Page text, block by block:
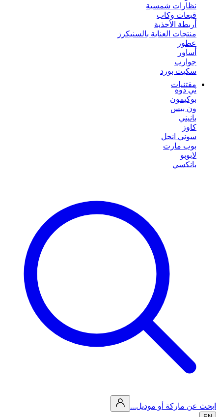
نظارات شمسية
قبعات وكاب
أربطة الأحذية
منتجات العناية بالسنيكرز
عطور
أساور
جوارب
سكيت بورد
مقتنيات
ني دوه
بوكيمون
ون بيس
بانيني
كاوز
سوني انجل
بوب مارت
لابوبو
بانكسي
ابحث عن ماركة أو موديل...